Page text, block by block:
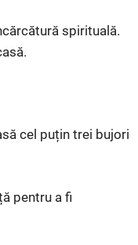
spirituală.
cel puțin trei bujori
pentru a fi